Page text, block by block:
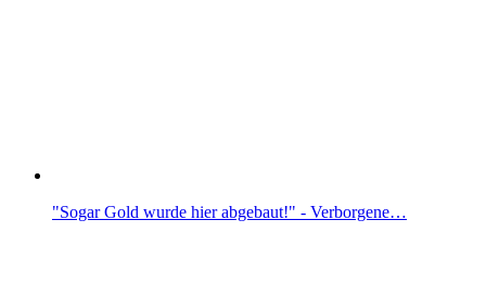
"Sogar Gold wurde hier abgebaut!" - Verborgene…